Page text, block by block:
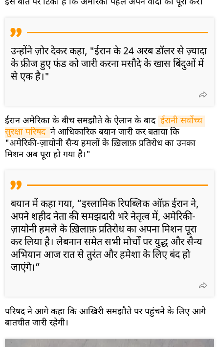
उन्होंने ज़ोर देकर कहा, "ईरान के 24 अरब डॉलर से ज़्यादा
के फ्रीज हुए फंड को जारी करना मसौदे के खास बिंदुओं में
से एक है।"
ईरान अमेरिका के बीच समझौते के ऐलान के बाद ईरानी सर्वोच्च
सुरक्षा परिषद ने आधिकारिक बयान जारी कर बताया कि
"अमेरिकी-ज़ायोनी सैन्य हमलों के ख़िलाफ़ प्रतिरोध का उनका
मिशन अब पूरा हो गया है।"
बयान में कहा गया, “इस्लामिक रिपब्लिक ऑफ़ ईरान ने,
अपने शहीद नेता की समझदारी भरे नेतृत्व में, अमेरिकी-
ज़ायोनी हमले के ख़िलाफ़ प्रतिरोध का अपना मिशन पूरा
कर लिया है। लेबनान समेत सभी मोर्चों पर युद्ध और सैन्य
अभियान आज रात से तुरंत और हमेशा के लिए बंद हो
जाएंगे।”
परिषद ने आगे कहा कि आखिरी समझौते पर पहुंचने के लिए आगे
बातचीत जारी रहेगी।